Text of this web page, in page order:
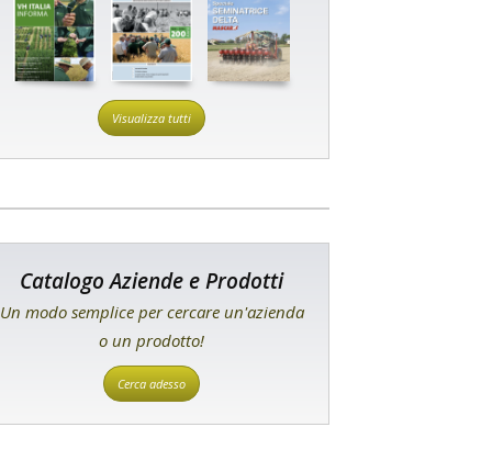
Visualizza tutti
Catalogo Aziende e Prodotti
Un modo semplice per cercare un'azienda
o un prodotto!
Cerca adesso